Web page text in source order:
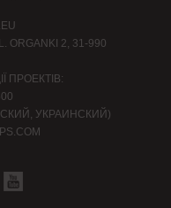
ORGANKI 2, 31-990
ПРОЕКТІВ:
УКРАИНСКИЙ)